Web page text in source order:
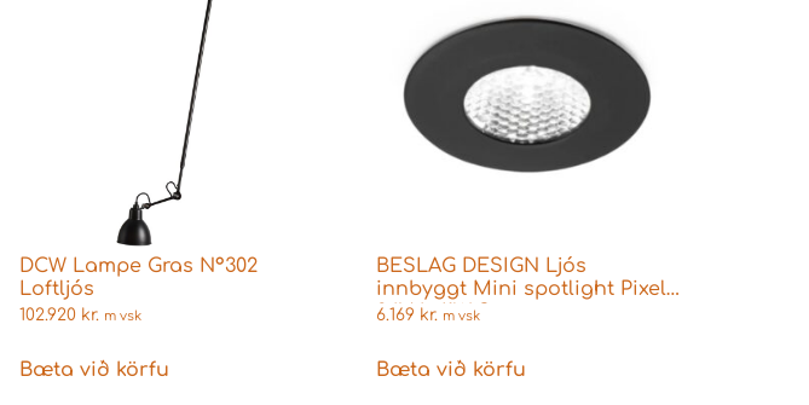
DCW Lampe Gras N°302
Loftljós
102.920 kr. m vsk
Bæta við körfu
BESLAG DESIGN Ljós
innbyggt Mini spotlight Pixel
24Vdc/1W Svart
6.169 kr. m vsk
Bæta við körfu